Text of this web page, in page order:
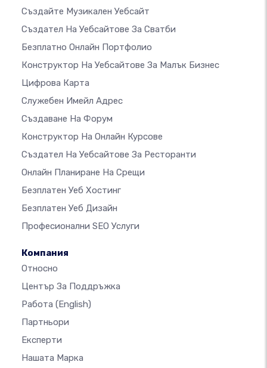
Създайте Музикален Уебсайт
Създател На Уебсайтове За Сватби
Безплатно Онлайн Портфолио
Конструктор На Уебсайтове За Малък Бизнес
Цифрова Карта
Служебен Имейл Адрес
Създаване На Форум
Конструктор На Онлайн Курсове
Създател На Уебсайтове За Ресторанти
Онлайн Планиране На Срещи
Безплатен Уеб Хостинг
Безплатен Уеб Дизайн
Професионални SEO Услуги
Компания
Относно
Център За Поддръжка
Работа (English)
Партньори
Експерти
Нашата Марка